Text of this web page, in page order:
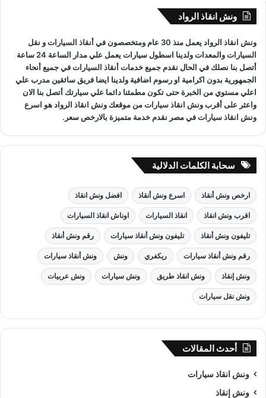
:
ونش انقاذ الرواد
ونش انقاذ الرواد يعمل منذ 30 عام ومتخصصون في أنقاذ السياراتو نقل
السيارات
والمعدات ولدينا اسطول سيارات يعمل علي مدار الساعة 24 ساعة
أتصل بنا نصلك في الحال نقدم جميع خدماتأنقاذ السياراتفي جميع أنحاء
الجمهورية بدون اكرامية او رسوم اضافية ولدينا ايضا فريق سائقين مدرب علي
اعلي مستوي من الخبرة حتى تكون مطمئنا دائما علي سيارتك أتصل بنا الان
واعثر علىأقرب ونش انقاذ سياراتمن موقعك ونش انقاذ الرواد هو اسرع
ونش انقاذ سياراتفي مصر نقدم خدمة متميزة بالارخص سعر.
سحابة الكلمات الدلالية
ارخص ونش أنقاذ اسرع ونش أنقاذ افضل ونش انقاذ
اقرب ونش انقاذ انقاذ السيارات اوناش انقاذ السيارات
تليفون ونش أنقاذ تليفون ونش أنقاذ سيارات رقم ونش أنقاذ
رقم ونش أنقاذ سيارات ريكفري ونش ونش أنقاذ سيارات
ونش إنقاذ ونش انقاذ طريق ونش سيارات ونش عربيات
ونش نقل سيارات
أحدث المقالات
ونش انقاذ سيارات
ونش إنقاذ